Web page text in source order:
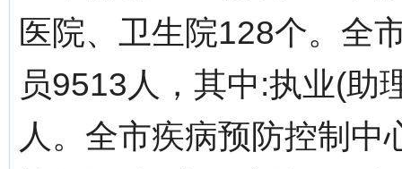
医院、卫生院128个。全
员9513人，其中:执业(助
人。全市疾病预防控制